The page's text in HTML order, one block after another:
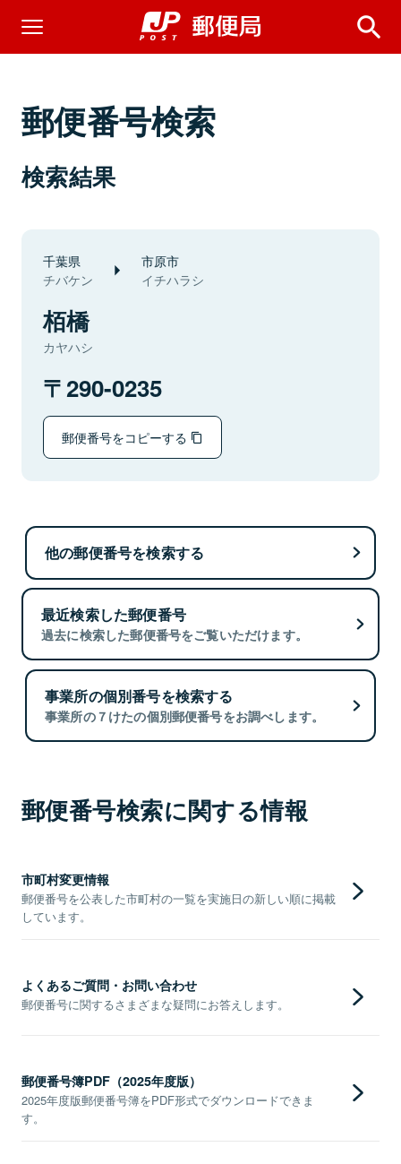
郵便番号検索
検索結果
千葉県
チバケン
市原市
イチハラシ
栢橋
カヤハシ
290-0235
郵便番号をコピーする
他の郵便番号を検索する
最近検索した郵便番号
過去に検索した郵便番号をご覧いただけます。
事業所の個別番号を検索する
事業所の７けたの個別郵便番号をお調べします。
郵便番号検索に関する情報
市町村変更情報
郵便番号を公表した市町村の一覧を実施日の新しい順に掲載
しています。
よくあるご質問・お問い合わせ
郵便番号に関するさまざまな疑問にお答えします。
郵便番号簿PDF（2025年度版）
2025年度版郵便番号簿をPDF形式でダウンロードできま
す。